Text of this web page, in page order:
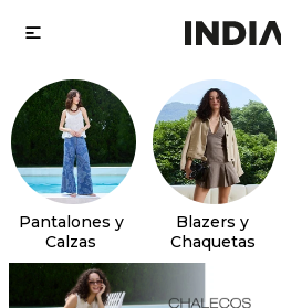

Pantalones y
Calzas
Blazers y
Chaquetas